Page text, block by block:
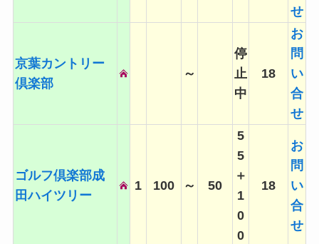
せ
京葉カントリー
倶楽部
～
停
止
中
18
お
問
い
合
せ
ゴルフ倶楽部成
田ハイツリー
1 100 ～ 50
5
5
＋
1
0
0
18
お
問
い
合
せ